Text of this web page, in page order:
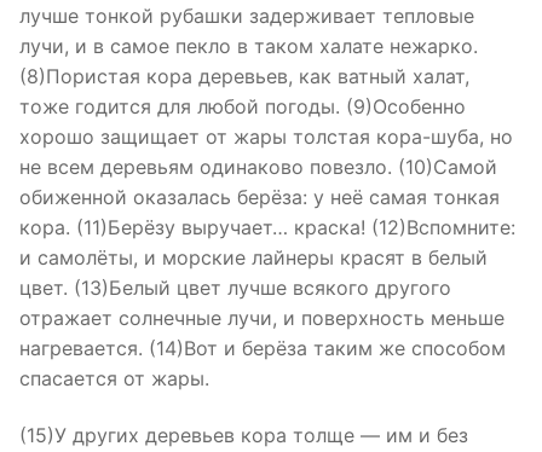
лучше тонкой рубашки задерживает тепловые
лучи, и в самое пекло в таком халате нежарко.
(8)Пористая кора деревьев, как ватный халат,
тоже годится для любой погоды. (9)Особенно
хорошо защищает от жары толстая кора-шуба, но
не всем деревьям одинаково повезло. (10)Самой
обиженной оказалась берёза: у неё самая тонкая
кора. (11)Берёзу выручает… краска! (12)Вспомните:
и самолёты, и морские лайнеры красят в белый
цвет. (13)Белый цвет лучше всякого другого
отражает солнечные лучи, и поверхность меньше
нагревается. (14)Вот и берёза таким же способом
спасается от жары.
(15)У других деревьев кора толще — им и без